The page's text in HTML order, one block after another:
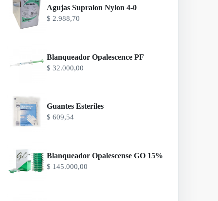
Agujas Supralon Nylon 4-0
$ 2.988,70
Blanqueador Opalescence PF
$ 32.000,00
Guantes Esteriles
$ 609,54
Blanqueador Opalescense GO 15%
$ 145.000,00